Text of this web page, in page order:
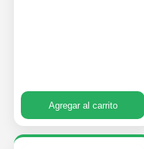
Agregar al carrito